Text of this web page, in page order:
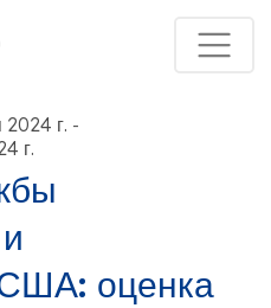
г. -
г.
оценка